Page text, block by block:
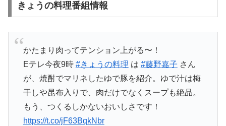
きょうの料理番組情報
かたまり肉ってテンション上がる〜！
Eテレ今夜9時 #きょうの料理 は #藤野嘉子 さん
が、焼酎でマリネしたゆで豚を紹介。ゆで汁は梅
干しや昆布入りで、肉だけでなくスープも絶品。
もう、つくるしかないおいしさです！
https://t.co/jF63BqkNbr